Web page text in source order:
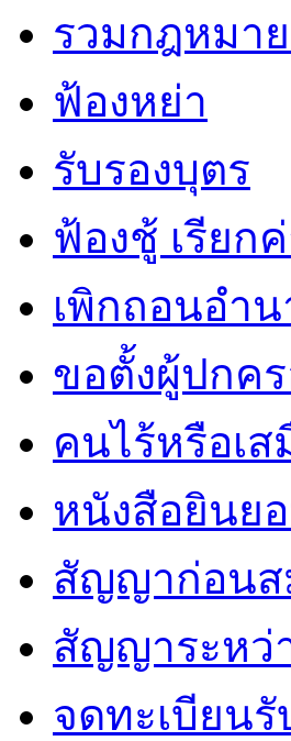
รวมกฎหมา
ฟ้องหย่า
รับรองบุตร
ฟ้องชู้ เรียก
เพิกถอนอำ
ขอตั้งผู้ปกคร
คนไร้หรือเ
หนังสือยินย
สัญญาก่อนส
สัญญาระหว่
จดทะเบียน